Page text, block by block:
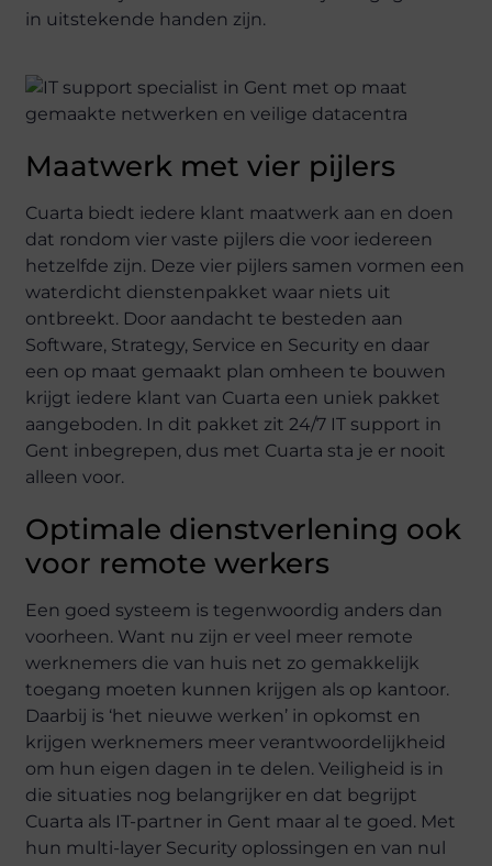
in uitstekende handen zijn.
Maatwerk met vier pijlers
Cuarta biedt iedere klant maatwerk aan en doen
dat rondom vier vaste pijlers die voor iedereen
hetzelfde zijn. Deze vier pijlers samen vormen een
waterdicht dienstenpakket waar niets uit
ontbreekt. Door aandacht te besteden aan
Software, Strategy, Service en Security en daar
een op maat gemaakt plan omheen te bouwen
krijgt iedere klant van Cuarta een uniek pakket
aangeboden. In dit pakket zit 24/7 IT support in
Gent inbegrepen, dus met Cuarta sta je er nooit
alleen voor.
Optimale dienstverlening ook
voor remote werkers
Een goed systeem is tegenwoordig anders dan
voorheen. Want nu zijn er veel meer remote
werknemers die van huis net zo gemakkelijk
toegang moeten kunnen krijgen als op kantoor.
Daarbij is ‘het nieuwe werken’ in opkomst en
krijgen werknemers meer verantwoordelijkheid
om hun eigen dagen in te delen. Veiligheid is in
die situaties nog belangrijker en dat begrijpt
Cuarta als IT-partner in Gent maar al te goed. Met
hun multi-layer Security oplossingen en van nul